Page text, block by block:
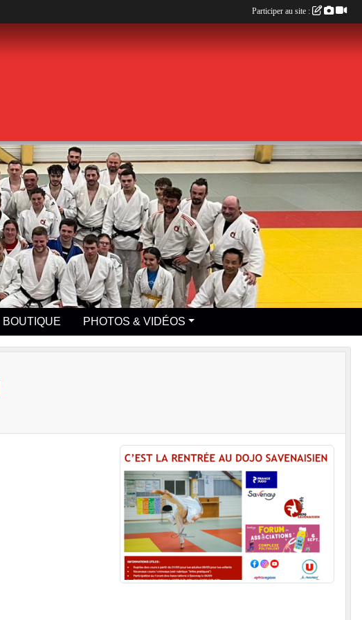
BOUTIQUE PHOTOS & VIDÉOS
Participer au site :